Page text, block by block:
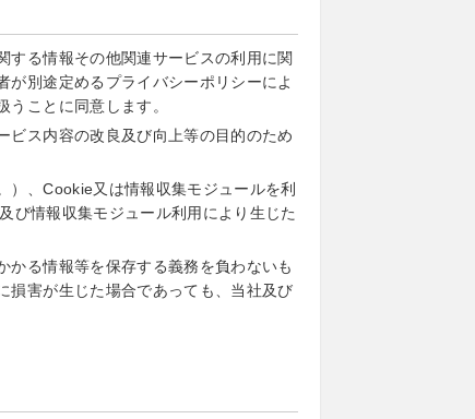
する情報その他関連サービスの利用に関
別途定めるプライバシーポリシーによ
ことに同意します。
ビス内容の改良及び向上等の目的のため
、Cookie又は情報収集モジュールを利
び情報収集モジュール利用により生じた
かる情報等を保存する義務を負わないも
損害が生じた場合であっても、当社及び